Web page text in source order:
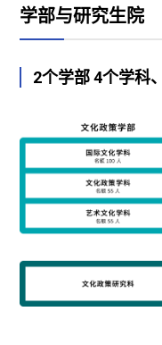
学部与研究生院
2个学部 4个学科